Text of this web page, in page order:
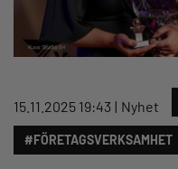
15.11.2025 19:43 Nyhet
#FÖRETAGSVERKSAMHET